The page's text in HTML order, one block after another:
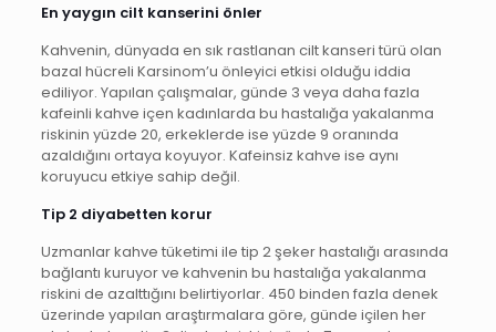
En yaygın cilt kanserini önler
Kahvenin, dünyada en sık rastlanan cilt kanseri türü olan
bazal hücreli Karsinom’u önleyici etkisi olduğu iddia
ediliyor. Yapılan çalışmalar, günde 3 veya daha fazla
kafeinli kahve içen kadınlarda bu hastalığa yakalanma
riskinin yüzde 20, erkeklerde ise yüzde 9 oranında
azaldığını ortaya koyuyor. Kafeinsiz kahve ise aynı
koruyucu etkiye sahip değil.
Tip 2 diyabetten korur
Uzmanlar kahve tüketimi ile tip 2 şeker hastalığı arasında
bağlantı kuruyor ve kahvenin bu hastalığa yakalanma
riskini de azalttığını belirtiyorlar. 450 binden fazla denek
üzerinde yapılan araştırmalara göre, günde içilen her